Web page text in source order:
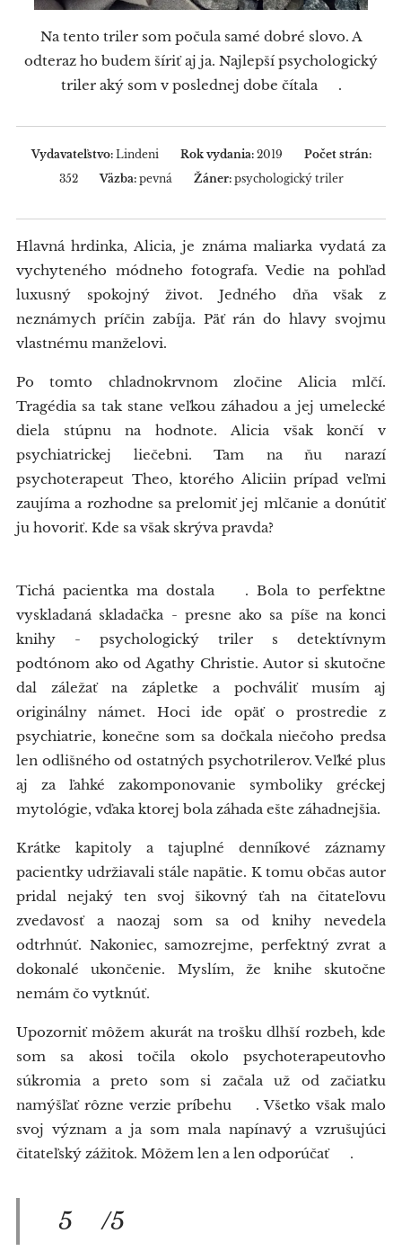
Na tento triler som počula samé dobré slovo. A
odteraz ho budem šíriť aj ja. Najlepší psychologický
triler aký som v poslednej dobe čítala 👍.
Vydavateľstvo: Lindeni Rok vydania:2019
Počet strán:
352
Väzba: pevná Žáner: psychologický triler
Hlavná hrdinka, Alicia, je známa maliarka vydatá za
vychyteného módneho fotografa. Vedie na pohľad
luxusný spokojný život. Jedného dňa však z
neznámych príčin zabíja. Päť rán do hlavy svojmu
vlastnému manželovi.
Po tomto chladnokrvnom zločine Alicia mlčí.
Tragédia sa tak stane veľkou záhadou a jej umelecké
diela stúpnu na hodnote. Alicia však končí v
psychiatrickej liečebni. Tam na ňu narazí
psychoterapeut Theo, ktorého Aliciin prípad veľmi
zaujíma a rozhodne sa prelomiť jej mlčanie a donútiť
ju hovoriť. Kde sa však skrýva pravda?
Tichá pacientka ma dostala 😱. Bola to perfektne
vyskladaná skladačka - presne ako sa píše na konci
knihy - psychologický triler s detektívnym
podtónom ako od Agathy Christie. Autor si skutočne
dal záležať na zápletke a pochváliť musím aj
originálny námet. Hoci ide opäť o prostredie z
psychiatrie, konečne som sa dočkala niečoho predsa
len odlišného od ostatných psychotrilerov. Veľké plus
aj za ľahké zakomponovanie symboliky gréckej
mytológie, vďaka ktorej bola záhada ešte záhadnejšia.
Krátke kapitoly a tajuplné denníkové záznamy
pacientky udržiavali stále napätie. K tomu občas autor
pridal nejaký ten svoj šikovný ťah na čitateľovu
zvedavosť a naozaj som sa od knihy nevedela
odtrhnúť. Nakoniec, samozrejme, perfektný zvrat a
dokonalé ukončenie. Myslím, že knihe skutočne
nemám čo vytknúť.
Upozorniť môžem akurát na trošku dlhší rozbeh, kde
som sa akosi točila okolo psychoterapeutovho
súkromia a preto som si začala už od začiatku
namýšľať rôzne verzie príbehu 🙈. Všetko však malo
svoj význam a ja som mala napínavý a vzrušujúci
čitateľský zážitok. Môžem len a len odporúčať 😉.
5⭐/5⭐